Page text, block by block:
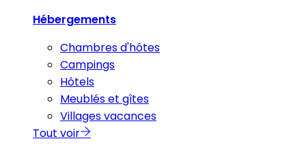
Hébergements
Chambres d'hôtes
Campings
Hôtels
Meublés et gîtes
Villages vacances
Tout voir